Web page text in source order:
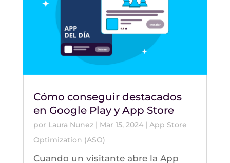
Cómo conseguir destacados
en Google Play y App Store
por Laura Nunez| Mar 15, 2024| App Store
Optimization (ASO)
Cuando un visitante abre la App